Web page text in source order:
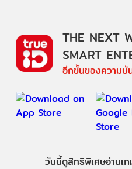
THE NEXT
SMART
อีกขั้นของความบั
วันนี้ดูสิทธิพิเศษอ่านเ